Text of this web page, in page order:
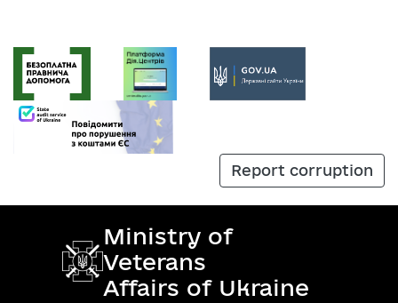
Report corruption
Ministry of
Veterans
Affairs of Ukraine